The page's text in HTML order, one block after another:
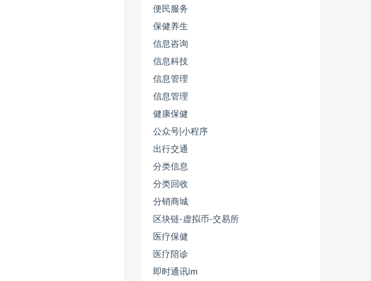
便民服务
保健养生
信息咨询
信息科技
信息管理
信息管理
健康保健
公众号|小程序
出行交通
分类信息
分类回收
分销商城
区块链-虚拟币-交易所
医疗保健
医疗陪诊
即时通讯im